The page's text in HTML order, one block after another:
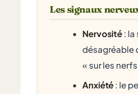
Les signaux
Nervosité: la
désagréable
« sur les
Anxiété: le